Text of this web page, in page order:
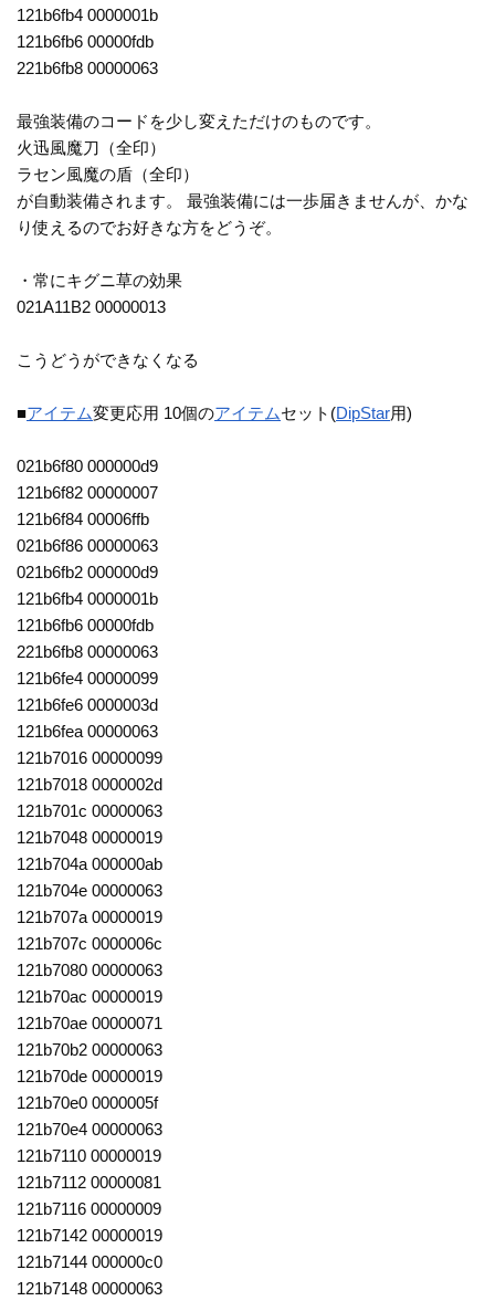
121b6fb4 0000001b
121b6fb6 00000fdb
221b6fb8 00000063
最強装備のコードを少し変えただけのものです。
火迅風魔刀（全印）
ラセン風魔の盾（全印）
が自動装備されます。 最強装備には一歩届きませんが、かな
り使えるのでお好きな方をどうぞ。
・常にキグニ草の効果
021A11B2 00000013
こうどうができなくなる
■アイテム変更応用 10個のアイテムセット(DipStar用)
021b6f80 000000d9
121b6f82 00000007
121b6f84 00006ffb
021b6f86 00000063
021b6fb2 000000d9
121b6fb4 0000001b
121b6fb6 00000fdb
221b6fb8 00000063
121b6fe4 00000099
121b6fe6 0000003d
121b6fea 00000063
121b7016 00000099
121b7018 0000002d
121b701c 00000063
121b7048 00000019
121b704a 000000ab
121b704e 00000063
121b707a 00000019
121b707c 0000006c
121b7080 00000063
121b70ac 00000019
121b70ae 00000071
121b70b2 00000063
121b70de 00000019
121b70e0 0000005f
121b70e4 00000063
121b7110 00000019
121b7112 00000081
121b7116 00000009
121b7142 00000019
121b7144 000000c0
121b7148 00000063